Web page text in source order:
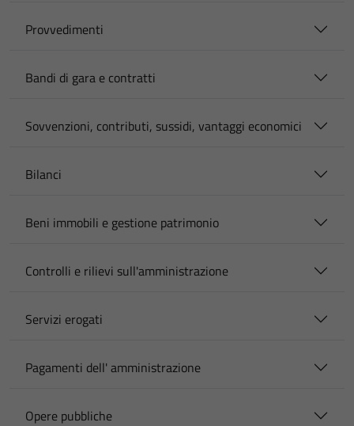
Provvedimenti
Bandi di gara e contratti
Sovvenzioni, contributi, sussidi, vantaggi economici
Bilanci
Beni immobili e gestione patrimonio
Controlli e rilievi sull'amministrazione
Servizi erogati
Pagamenti dell' amministrazione
Opere pubbliche